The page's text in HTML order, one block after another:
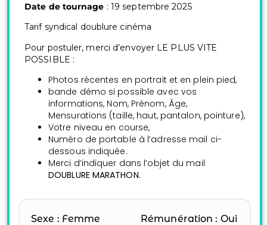
Date de tournage : 19 septembre 2025
Tarif syndical doublure cinéma
Pour postuler, merci d’envoyer LE PLUS VITE
POSSIBLE :
Photos récentes en portrait et en plein pied,
bande démo si possible avec vos
informations, Nom, Prénom, Âge,
Mensurations (taille, haut, pantalon, pointure),
Votre niveau en course,
Numéro de portable à l’adresse mail ci-
dessous indiquée.
Merci d’indiquer dans l’objet du mail
DOUBLURE MARATHON.
Sexe : Femme
Rémunération : Oui